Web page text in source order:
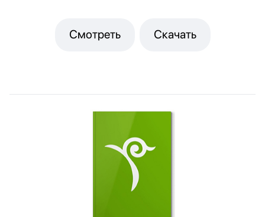
Смотреть Скачать